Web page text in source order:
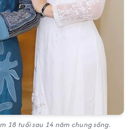
18 tuổi sau 14 năm chung sống.